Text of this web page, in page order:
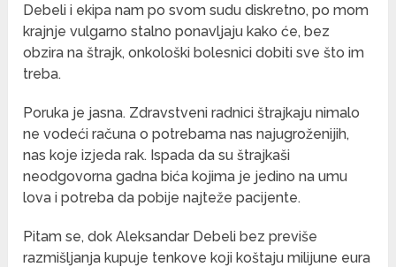
Debeli i ekipa nam po svom sudu diskretno, po mom
krajnje vulgarno stalno ponavljaju kako će, bez
obzira na štrajk, onkološki bolesnici dobiti sve što im
treba.
Poruka je jasna. Zdravstveni radnici štrajkaju nimalo
ne vodeći računa o potrebama nas najugroženijih,
nas koje izjeda rak. Ispada da su štrajkaši
neodgovorna gadna bića kojima je jedino na umu
lova i potreba da pobije najteže pacijente.
Pitam se, dok Aleksandar Debeli bez previše
razmišljanja kupuje tenkove koji koštaju milijune eura